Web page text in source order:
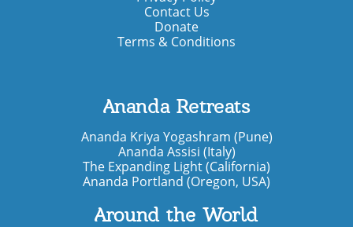
Contact Us
Donate
Terms & Conditions
Ananda Retreats
Ananda Kriya Yogashram (Pune)
Ananda Assisi (Italy)
The Expanding Light (California)
Ananda Portland (Oregon, USA)
Around the World